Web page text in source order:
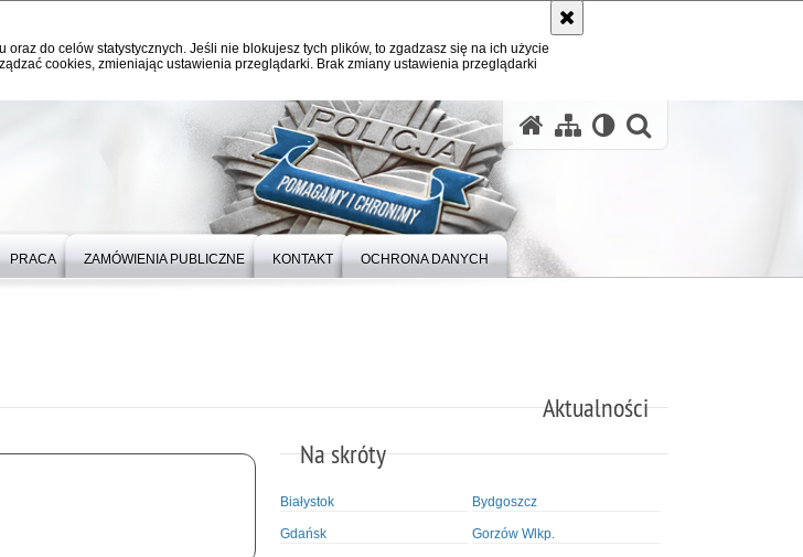
do celów statystycznych. Jeśli nie blokujesz tych plików, to zgadzasz się na ich użycie
cookies, zmieniając ustawienia przeglądarki. Brak zmiany ustawienia przeglądarki
PRACA ZAMÓWIENIA PUBLICZNE KONTAKT OCHRONA DANYCH
Aktualności
Na skróty
Białystok Bydgoszcz
Gdańsk Gorzów Wlkp.